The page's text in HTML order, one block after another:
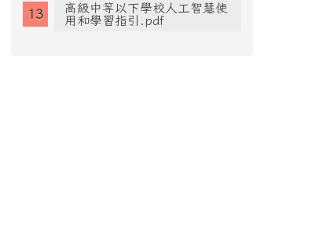
高級中等以下學校人工智慧使
用和學習指引.pdf